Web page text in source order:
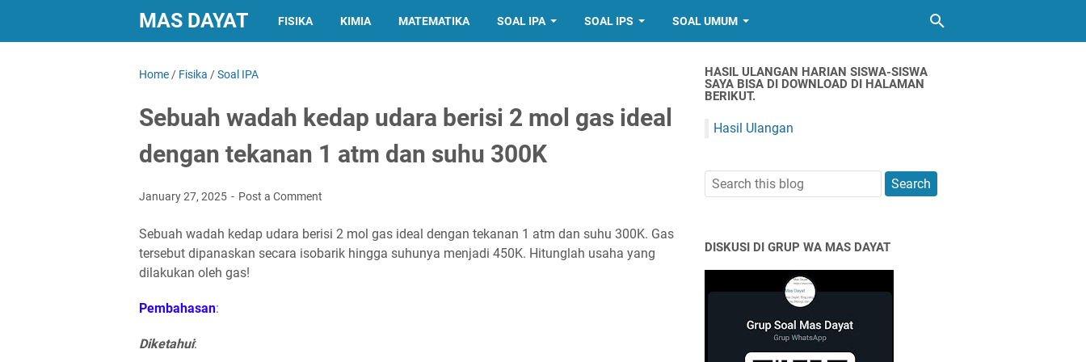
MAS DAYAT FISIKA KIMIA MATEMATIKA SOAL IPA SOAL IPS SOAL UMUM
Home / Fisika /Soal IPA
Sebuah wadah kedap udara berisi 2 mol gas ideal
dengan tekanan 1 atm dan suhu 300K
January 27, 2025 Post a Comment
Sebuah wadah kedap udara berisi 2 mol gas ideal dengan tekanan 1 atm dan suhu 300K. Gas
tersebut dipanaskan secara isobarik hingga suhunya menjadi 450K. Hitunglah usaha yang
dilakukan oleh gas!
Pembahasan:
Diketahui:
HASIL ULANGAN HARIAN SISWA-SISWA
SAYA BISA DI DOWNLOAD DI HALAMAN
BERIKUT.
Hasil Ulangan
DISKUSI DI GRUP WA MAS DAYAT